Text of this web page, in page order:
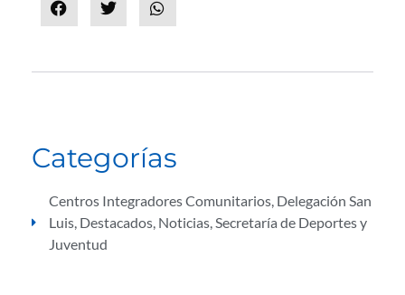
Categorías
Centros Integradores Comunitarios Delegación San
Luis Destacados Noticias Secretaría de Deportes y
Juventud